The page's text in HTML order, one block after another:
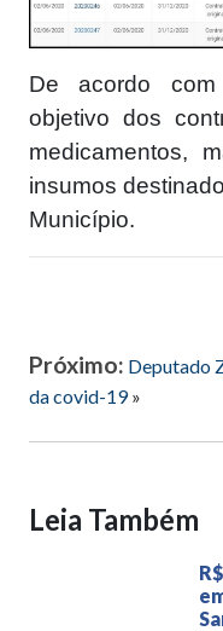
De acordo
objetivo dos
medicamentos,
insumos
Município.
Próximo: Deputado
da covid-19»
Leia Também